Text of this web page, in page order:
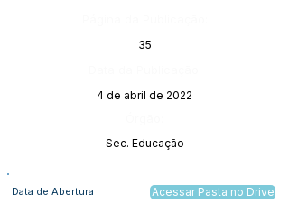
35
4 de abril de 2022
Sec. Educação
Data de Abertura
Acessar Pasta no Drive